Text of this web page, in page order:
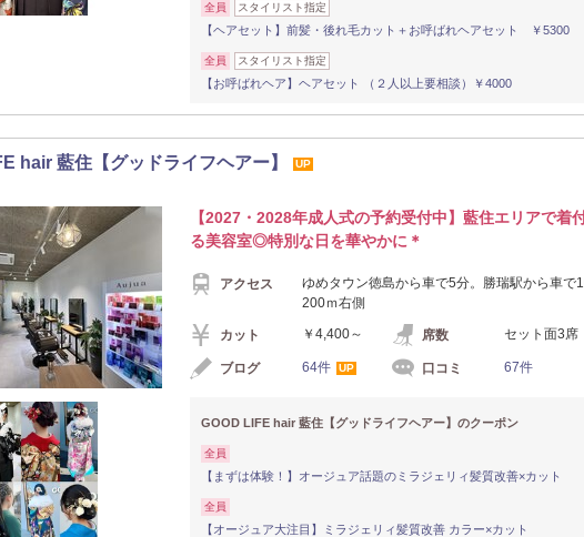
全員 スタイリスト指定
【ヘアセット】前髪・後れ毛カット＋お呼ばれヘアセット ￥5300
全員 スタイリスト指定
【お呼ばれヘア】ヘアセット （２人以上要相談）￥4000
hair 藍住【グッドライフヘアー】 UP
【2027・2028年成人式の予約受付中】藍住エリアで着
る美容室◎特別な日を華やかに＊
アクセス
ゆめタウン徳島から車で5分。勝瑞駅から車で
200ｍ右側
カット ￥4,400～ 席数 セット面3席
ブログ 64件 UP 口コミ 67件
GOOD LIFE hair 藍住【グッドライフヘアー】のクーポン
全員
【まずは体験！】オージュア話題のミラジェリィ髪質改善×カット
全員
【オージュア大注目】ミラジェリィ髪質改善 カラー×カット